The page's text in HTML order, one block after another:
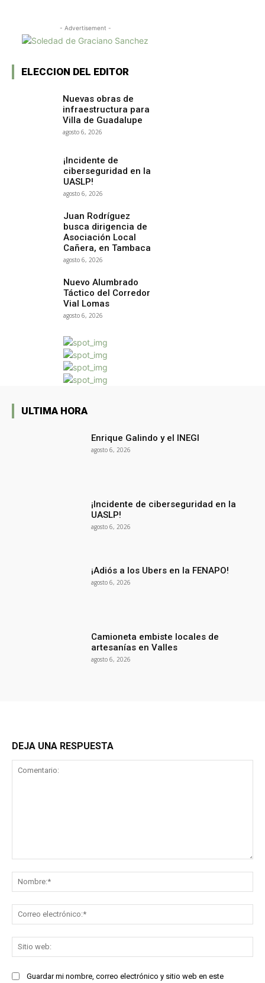
- Advertisement -
ELECCION DEL EDITOR
Nuevas obras de
infraestructura para
Villa de Guadalupe
agosto 6, 2026
¡Incidente de
ciberseguridad en la
UASLP!
agosto 6, 2026
Juan Rodríguez
busca dirigencia de
Asociación Local
Cañera, en Tambaca
agosto 6, 2026
Nuevo Alumbrado
Táctico del Corredor
Vial Lomas
agosto 6, 2026
ULTIMA HORA
Enrique Galindo y el INEGI
agosto 6, 2026
¡Incidente de ciberseguridad en la
UASLP!
agosto 6, 2026
¡Adiós a los Ubers en la FENAPO!
agosto 6, 2026
Camioneta embiste locales de
artesanías en Valles
agosto 6, 2026
DEJA UNA RESPUESTA
Guardar mi nombre, correo electrónico y sitio web en este